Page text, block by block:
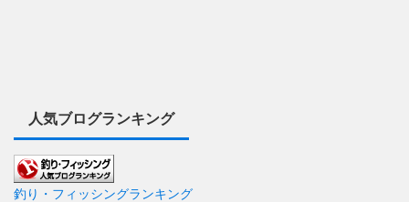
人気ブログランキング
釣り・フィッシングランキング